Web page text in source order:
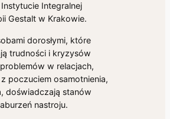
Integralnej
Gestalt w Krakowie.
dorosłymi, które
trudności i kryzysów
w relacjach,
poczuciem osamotnienia,
doświadczają stanów
nastroju.